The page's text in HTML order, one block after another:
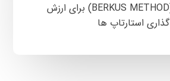
روش برکس (BERKUS METHOD) برای ارزش
گذاری استارتاپ ها